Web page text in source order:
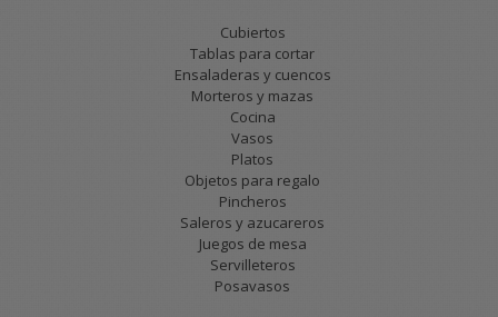
Cubiertos
Tablas para cortar
Ensaladeras y cuencos
Morteros y mazas
Cocina
Vasos
Platos
Objetos para regalo
Pincheros
Saleros y azucareros
Juegos de mesa
Servilleteros
Posavasos